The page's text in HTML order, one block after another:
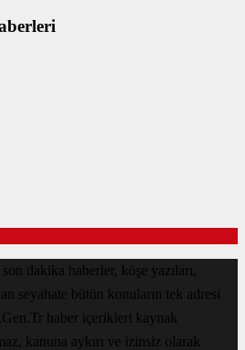
dakika haberler, köşe yazıları,
seyahate bütün konuların tek adresi
haber içerikleri kaynak
kanuna aykırı ve izinsiz olarak